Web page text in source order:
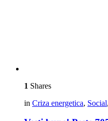
1 Shares
in Criza energetica, Social,